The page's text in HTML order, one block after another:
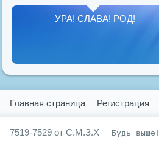
УРА! СЛАВА! РОД!
Главная страница Регистрация
7519-7529 от С.М.З.Х Будь выше!